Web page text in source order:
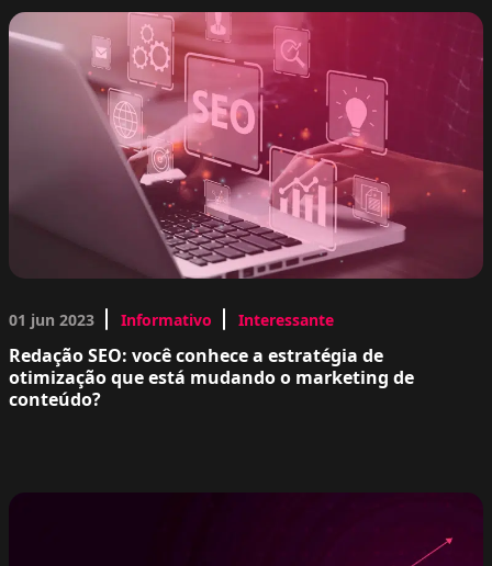
01 jun 2023 Informativo Interessante
Redação SEO: você conhece a estratégia de
otimização que está mudando o marketing de
conteúdo?